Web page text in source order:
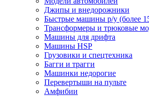
Джипы и внедорожники
Быстрые машины р/у (более
Трансформеры и трюковые
Машины для дрифта
Машины HSP
Грузовики и спецтехника
Багги и трагги
Машинки недорогие
Перевертыши на пульте
Амфибии